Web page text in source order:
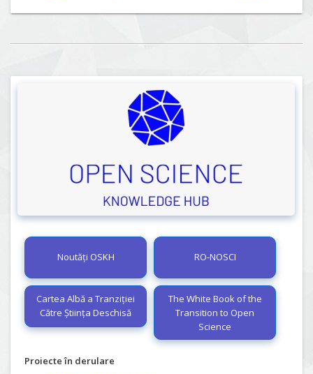
Noutăți OSKH RO-NOSCI
Cartea Albă a Tranziției
Către Știința Deschisă
The White Book of the
Transition to Open
Science
Proiecte în derulare